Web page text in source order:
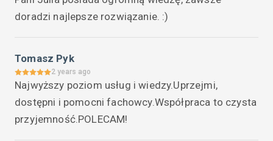
doradzi najlepsze rozwiązanie. :)
Tomasz Pyk
2 years ago
Najwyższy poziom usług i wiedzy.Uprzejmi,
dostępni i pomocni fachowcy.Współpraca to czysta
przyjemność.POLECAM!